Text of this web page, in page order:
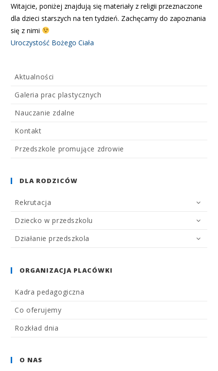
Witajcie, poniżej znajdują się materiały z religii przeznaczone
dla dzieci starszych na ten tydzień. Zachęcamy do zapoznania
się z nimi
Uroczystość Bożego Ciała
Aktualności
Galeria prac plastycznych
Nauczanie zdalne
Kontakt
Przedszkole promujące zdrowie
DLA RODZICÓW
Rekrutacja
Dziecko w przedszkolu
Działanie przedszkola
ORGANIZACJA PLACÓWKI
Kadra pedagogiczna
Co oferujemy
Rozkład dnia
O NAS